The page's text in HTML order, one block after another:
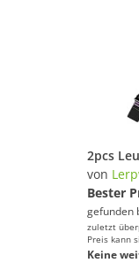
von
Bester
gefunden
zuletzt
Preis kann
Keine